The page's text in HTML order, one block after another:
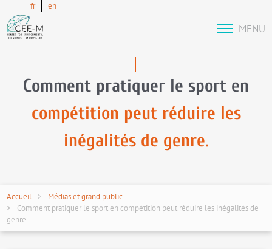
fr en
MENU
Comment pratiquer le sport en
compétition peut réduire les
inégalités de genre.
Accueil
Médias et grand public
Comment pratiquer le sport en compétition peut réduire les inégalités de
genre.